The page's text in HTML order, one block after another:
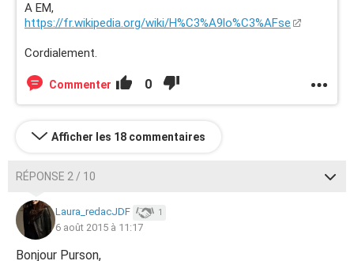
A EM,
https://fr.wikipedia.org/wiki/H%C3%A9lo%C3%AFse
Cordialement.
Commenter 0
Afficher les 18 commentaires
RÉPONSE 2 / 10
Laura_redacJDF 1
6 août 2015 à 11:17
Bonjour Purson,